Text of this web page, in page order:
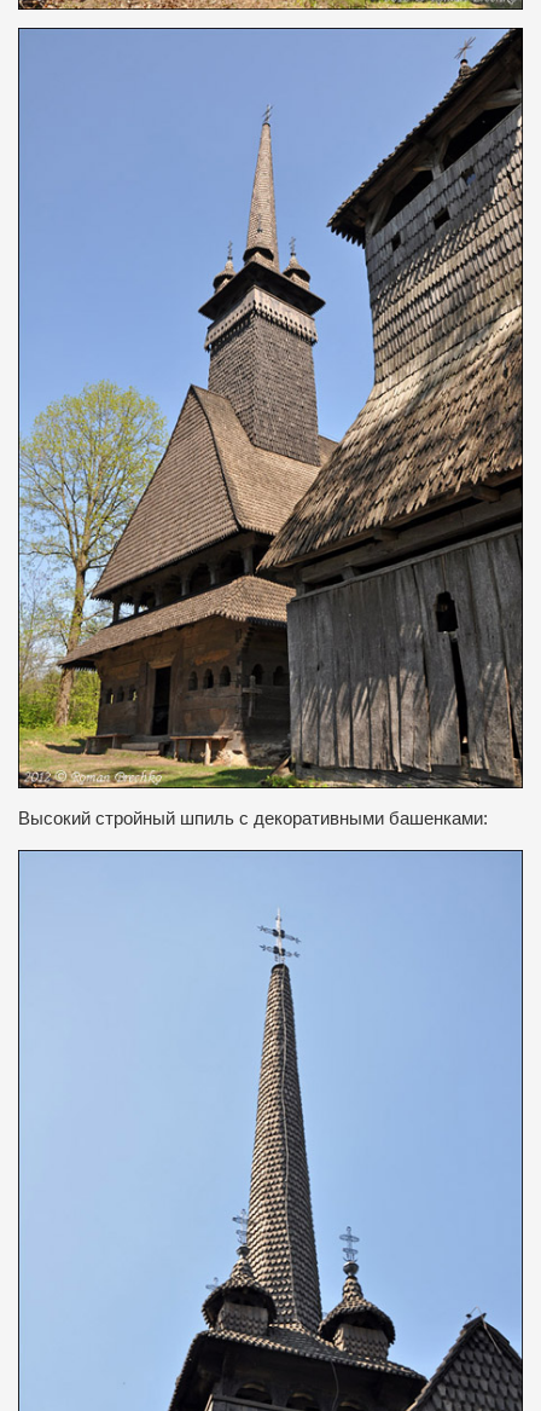
Высокий стройный шпиль с декоративными башенками: